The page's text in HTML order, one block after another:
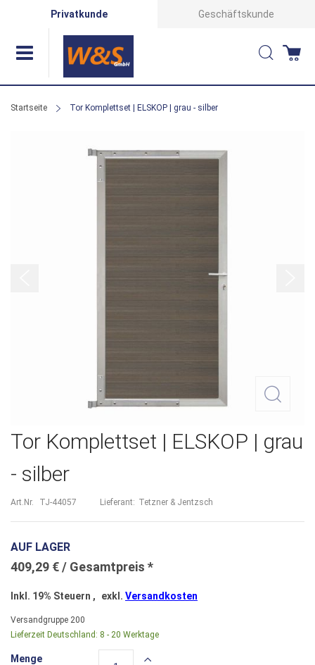
Privatkunde Geschäftskunde
Suche
Startseite Tor Komplettset | ELSKOP | grau - silber
Zum
der
Bildergalerie
springen
Tor Komplettset | ELSKOP | grau
- silber
Art.Nr. TJ-44057 Lieferant: Tetzner & Jentzsch
AUF LAGER
409,29 €
Inkl. 19% Steuern , exkl. Versandkosten
Versandgruppe 200
Lieferzeit Deutschland: 8 - 20 Werktage
Menge